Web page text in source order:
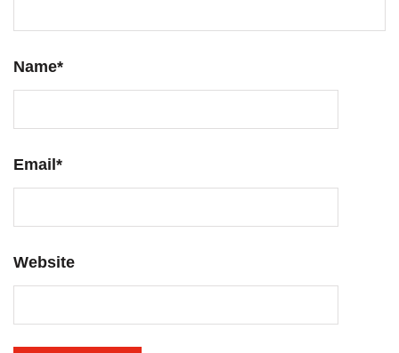
Name*
Email *
Website